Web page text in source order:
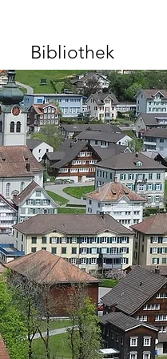
Bibliothek